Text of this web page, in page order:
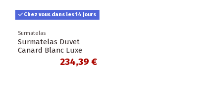
Chez vous dans les 14 jours
Surmatelas
Surmatelas Duvet
Canard Blanc Luxe
234,39 €